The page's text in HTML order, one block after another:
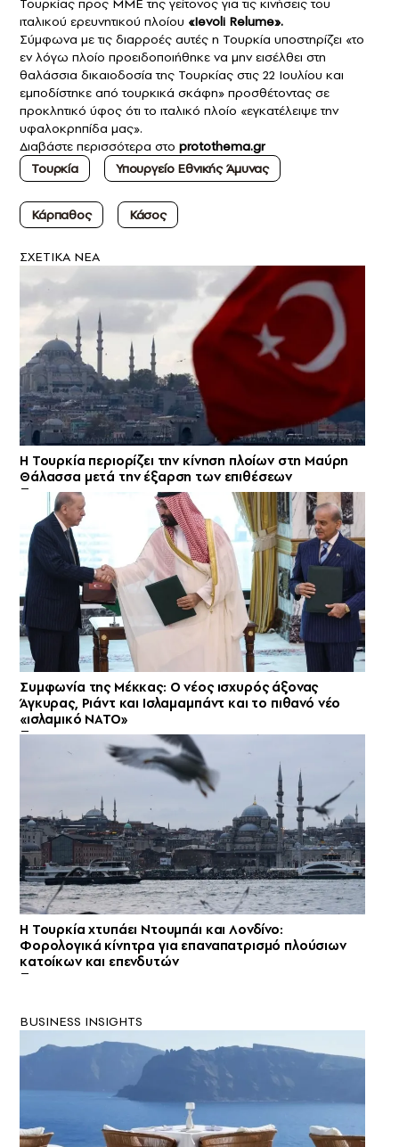
ιταλικού ερευνητικού πλοίου «Ievoli Relume».
Σύμφωνα με τις διαρροές αυτές η Τουρκία υποστηρίζει «το
εν λόγω πλοίο προειδοποιήθηκε να μην εισέλθει στη
θαλάσσια δικαιοδοσία της Τουρκίας στις 22 Ιουλίου και
εμποδίστηκε από τουρκικά σκάφη» προσθέτοντας σε
προκλητικό ύφος ότι το ιταλικό πλοίο «εγκατέλειψε την
υφαλοκρηπίδα μας».
Διαβάστε περισσότερα στο protothema.gr
Τουρκία
Υπουργείο Εθνικής Άμυνας
Κάρπαθος Κάσος
ΣXETIKA NEA
Η Τουρκία περιορίζει την κίνηση πλοίων στη Μαύρη
Θάλασσα μετά την έξαρση των επιθέσεων
Συμφωνία της Μέκκας: Ο νέος ισχυρός άξονας
Άγκυρας, Ριάντ και Ισλαμαμπάντ και το πιθανό νέο
«ισλαμικό ΝΑΤΟ»
Η Τουρκία χτυπάει Ντουμπάι και Λονδίνο:
Φορολογικά κίνητρα για επαναπατρισμό πλούσιων
κατοίκων και επενδυτών
BUSINESS INSIGHTS